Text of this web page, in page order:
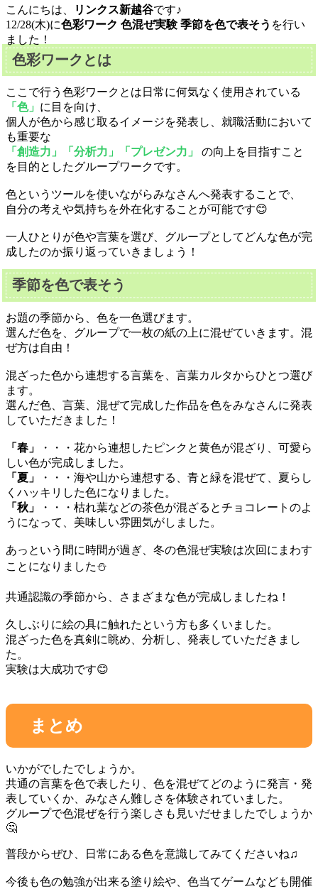
こんにちは、 リンクス新越谷です♪
12/28(木)に色彩ワーク 色混ぜ実験 季節を色で表そう を行い
ました！
色彩ワークとは
ここで行う色彩ワークとは日常に何気なく使用されている
「色」 に目を向け、
個人が色から感じ取るイメージを発表し、就職活動において
も重要な
「創造力」「分析力」「プレゼン力」 の向上を目指すこと
を目的としたグループワークです。
色というツールを使いながらみなさんへ発表することで、
自分の考えや気持ちを外在化することが可能です😊
一人ひとりが色や言葉を選び、グループとしてどんな色が完
成したのか振り返っていきましょう！
季節を色で表そう
お題の季節から、色を一色選びます。
選んだ色を、グループで一枚の紙の上に混ぜていきます。混
ぜ方は自由！
混ざった色から連想する言葉を、言葉カルタからひとつ選び
ます。
選んだ色、言葉、混ぜて完成した作品を色をみなさんに発表
していただきました！
「春」
・・・花から連想したピンクと黄色が混ざり、可愛ら
しい色が完成しました。
「夏」
・・・海や山から連想する、青と緑を混ぜて、夏らし
くハッキリした色になりました。
「秋」
・・・枯れ葉などの茶色が混ざるとチョコレートのよ
うになって、美味しい雰囲気がしました。
あっという間に時間が過ぎ、冬の色混ぜ実験は次回にまわす
ことになりました⛄
共通認識の季節から、さまざまな色が完成しましたね！
久しぶりに絵の具に触れたという方も多くいました。
混ざった色を真剣に眺め、分析し、発表していただきまし
た。
実験は大成功です😊
まとめ
いかがでしたでしょうか。
共通の言葉を色で表したり、色を混ぜてどのように発言・発
表していくか、みなさん難しさを体験されていました。
グループで色混ぜを行う楽しさも見いだせましたでしょうか
🤔
普段からぜひ、日常にある色を意識してみてくださいね♫
今後も色の勉強が出来る塗り絵や、色当てゲームなども開催